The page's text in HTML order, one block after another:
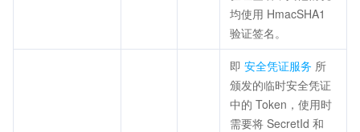
均使用 HmacSHA1
验证签名。
即 安全凭证服务 所
颁发的临时安全凭证
中的 Token，使用时
需要将 SecretId 和